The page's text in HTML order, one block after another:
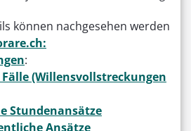
können nachgesehen werden
:
(Willensvollstreckungen
Stundenansätze
Ansätze